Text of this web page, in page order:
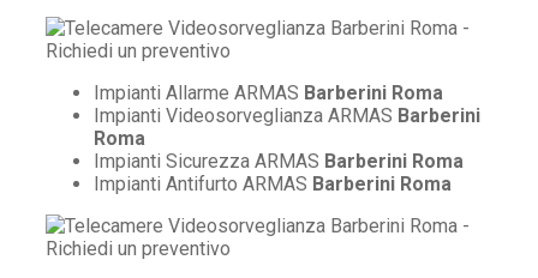
Impianti Allarme ARMAS Barberini Roma
Impianti Videosorveglianza ARMAS Barberini
Roma
Impianti Sicurezza ARMAS Barberini Roma
Impianti Antifurto ARMAS Barberini Roma